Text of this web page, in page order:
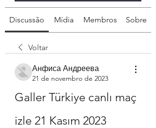
Discussão Mídia Membros Sobre
Voltar
Анфиса Андреева
21 de novembro de 2023
Galler Türkiye canlı maç
izle 21 Kasım 2023